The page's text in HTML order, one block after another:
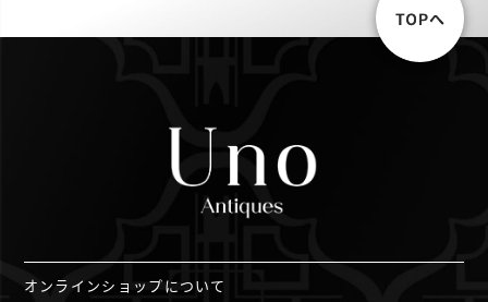
オンラインショップについて